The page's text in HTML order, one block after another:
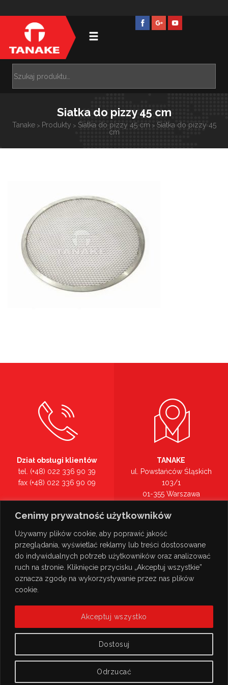
Cenimy prywatność użytkowników
Używamy plików cookie, aby poprawić jakość
przeglądania, wyświetlać reklamy lub treści dostosowane
do indywidualnych potrzeb użytkowników oraz analizować
ruch na stronie. Kliknięcie przycisku „Akceptuj wszystkie”
oznacza zgodę na wykorzystywanie przez nas plików
cookie.
Dostosuj
Odrzucać
Akceptuj wszystko
Siatka do pizzy 45 cm
Tanake> Produkty > Siatka do pizzy 45 cm > Siatka do pizzy 45
cm
Dział obsługi klientów
tel. (+48) 022 336 90 39
fax (+48) 022 336 90 09
tel. (+48) 022 336 90 00
TANAKE
ul. Powstańców Śląskich
103/1
01-355 Warszawa
Zobacz na mapie >
© Copyright 2026TANAKE